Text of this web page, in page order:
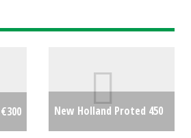
€300
New Holland Proted 450